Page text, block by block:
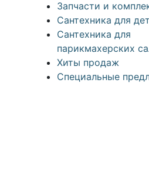
Запчасти и
Сантехника для
Сантехника для
парикмахерских
Хиты продаж
Специальные